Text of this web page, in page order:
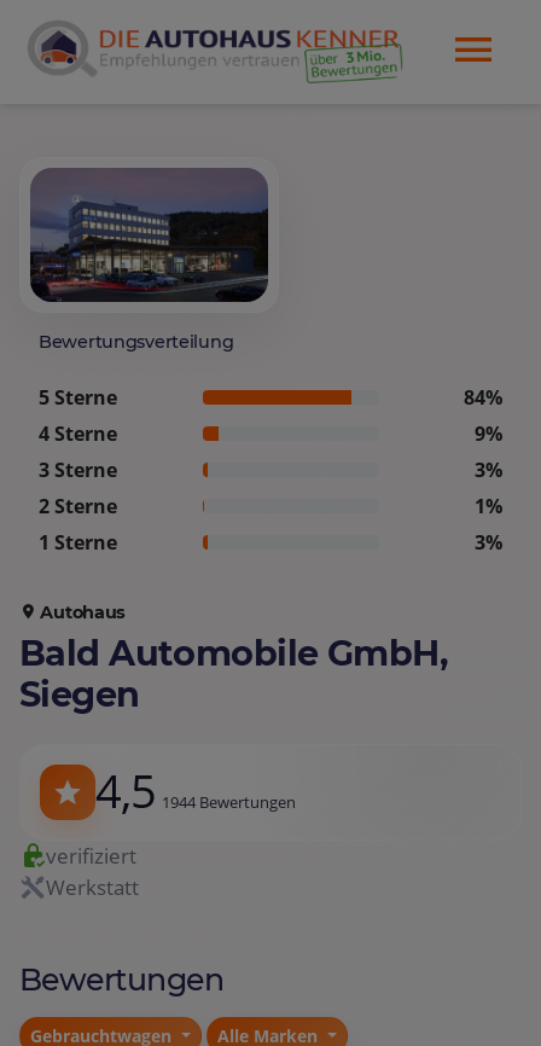
Bewertungsverteilung
5 Sterne
84%
4 Sterne
9%
3 Sterne
3%
2 Sterne
1%
1 Sterne
3%
Autohaus
Bald Automobile GmbH,
Siegen
4,5 1944 Bewertungen
verifiziert
Werkstatt
Bewertungen
Gebrauchtwagen Alle Marken